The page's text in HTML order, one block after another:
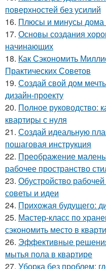
поверхностей без усилий
16. Плюсы и минусы дома
17. Основы создания
начинающих
18. Как Сэкономить
Практических Советов
19. Создай свой дом
дизайн-проекту
20. Полное руководство:
квартиры с нуля
21. Создай идеальную
пошаговая инструкция
22. Преображение
рабочее пространство
23. Обустройство
советы и идеи
24. Прихожая будущего:
25. Мастер-класс по
сэкономить место в
26. Эффективные
мытья пола в квартире
27. Уборка без проблем: